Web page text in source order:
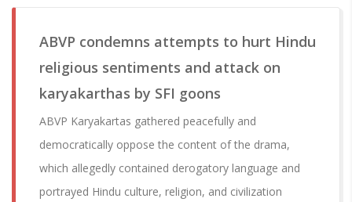
ABVP condemns attempts to hurt Hindu
religious sentiments and attack on
karyakarthas by SFI goons
ABVP Karyakartas gathered peacefully and
democratically oppose the content of the drama,
which allegedly contained derogatory language and
portrayed Hindu culture, religion, and civilization